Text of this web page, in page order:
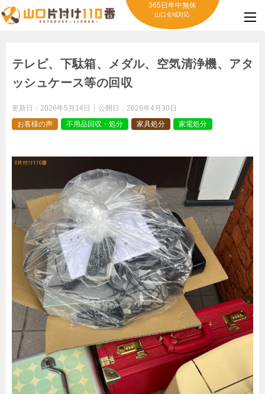
365日年中無休
山口全域対応
テレビ、下駄箱、メダル、空気清浄機、アタ
ッシュケース等の回収
更新日： 2026年5月14日 公開日： 2026年4月30日
お客様の声
不用品回収・処分 家具処分 家電処分